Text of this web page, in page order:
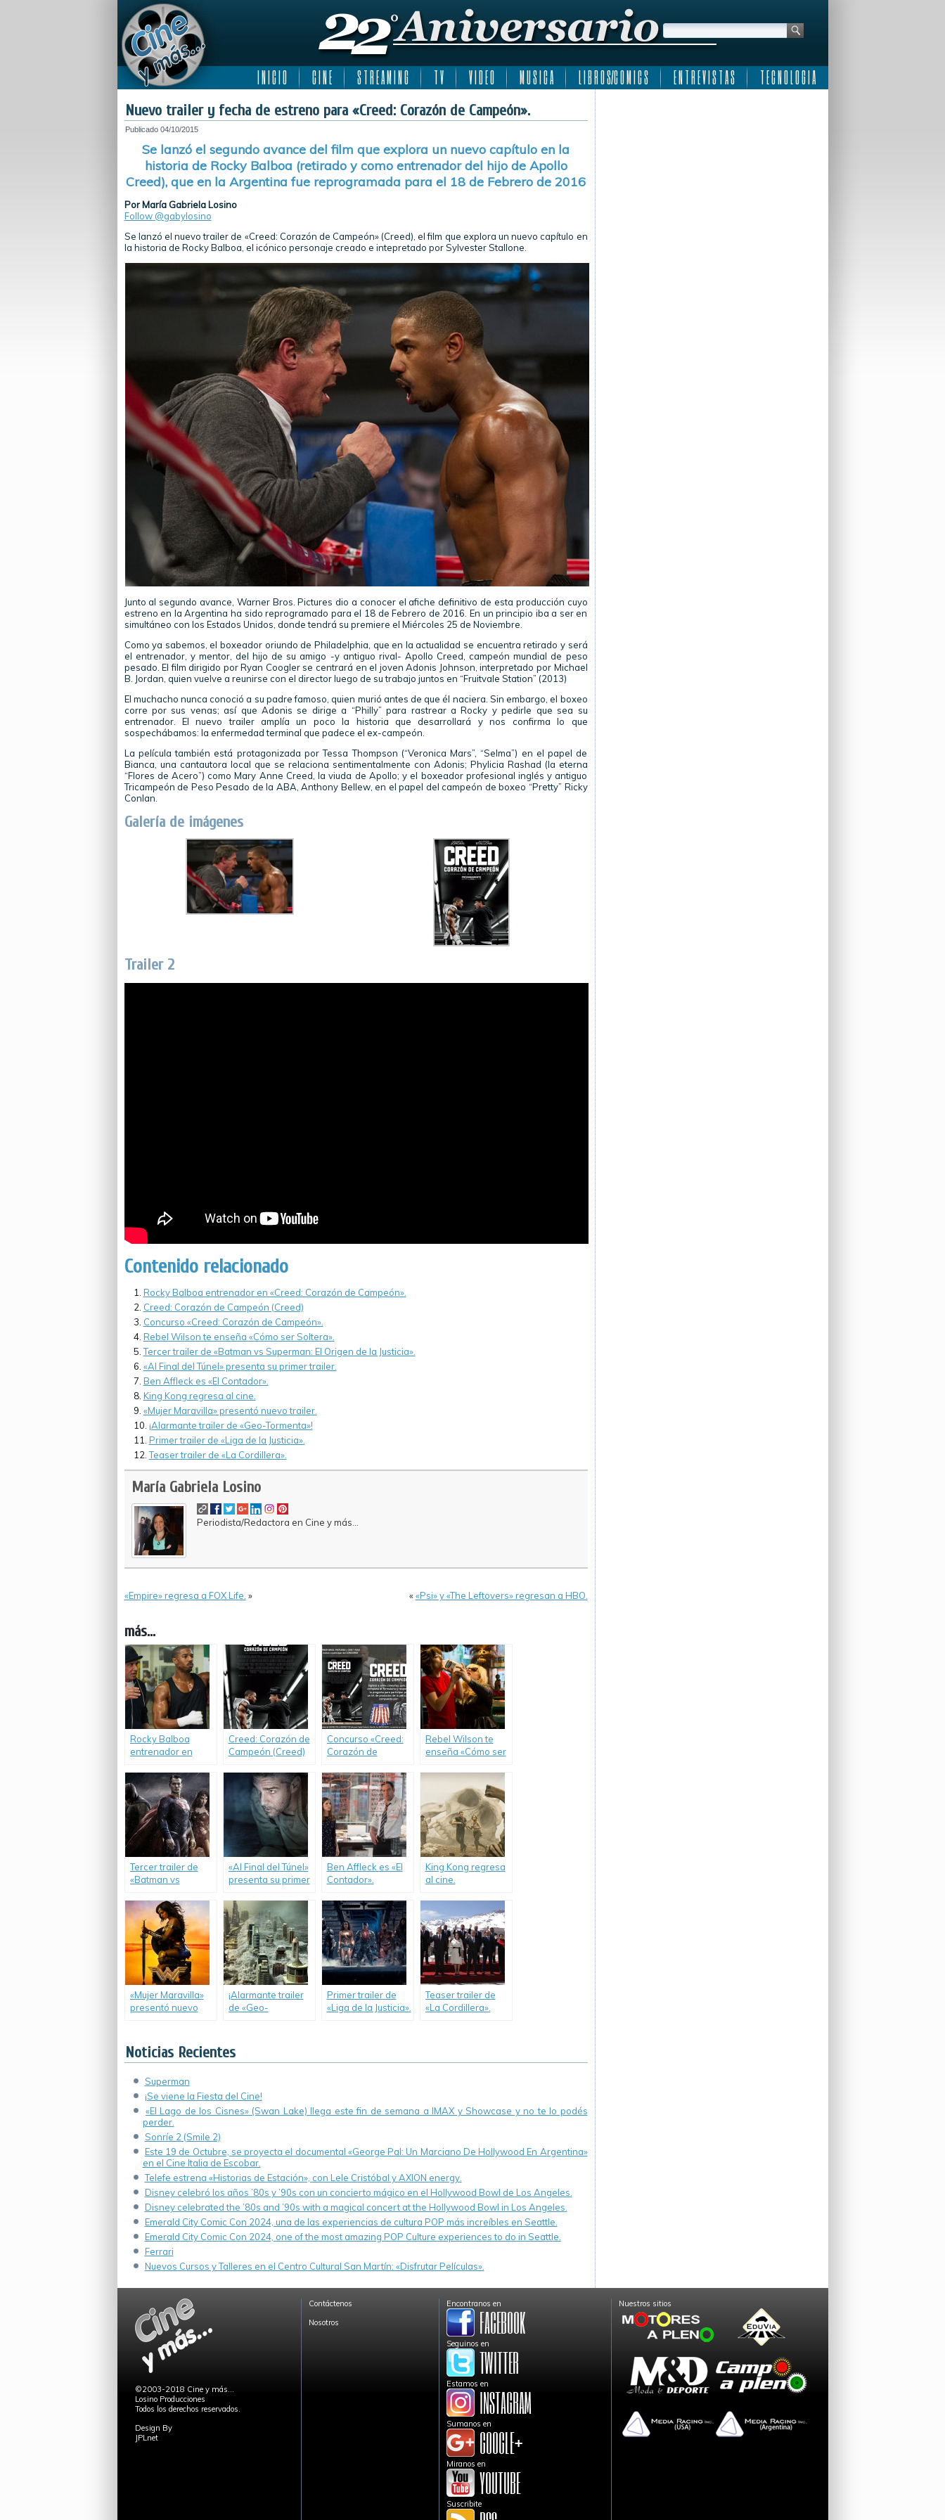
I N I C I O C I N E S T R E A M I N G T V V I D E O M U S I C A L I B R O S/C O M I C S E N T R E V I S T A S T E C N O L O G I A
Nuevo trailer y fecha de estreno para «Creed: Corazón de Campeón».
Publicado 04/10/2015
Se lanzó el segundo avance del film que explora un nuevo capítulo en la
historia de Rocky Balboa (retirado y como entrenador del hijo de Apollo
Creed), que en la Argentina fue reprogramada para el 18 de Febrero de 2016
Por María Gabriela Losino
Follow @gabylosino
Se lanzó el nuevo trailer de «Creed: Corazón de Campeón» (Creed), el film que explora un nuevo capítulo en
la historia de Rocky Balboa, el icónico personaje creado e intepretado por Sylvester Stallone.
Junto al segundo avance, Warner Bros. Pictures dio a conocer el afiche definitivo de esta producción cuyo
estreno en la Argentina ha sido reprogramado para el 18 de Febrero de 2016. En un principio iba a ser en
simultáneo con los Estados Unidos, donde tendrá su premiere el Miércoles 25 de Noviembre.
Como ya sabemos, el boxeador oriundo de Philadelphia, que en la actualidad se encuentra retirado y será
el entrenador, y mentor, del hijo de su amigo -y antiguo rival- Apollo Creed, campeón mundial de peso
pesado. El film dirigido por Ryan Coogler se centrará en el joven Adonis Johnson, interpretado por Michael
B. Jordan, quien vuelve a reunirse con el director luego de su trabajo juntos en “Fruitvale Station” (2013)
El muchacho nunca conoció a su padre famoso, quien murió antes de que él naciera. Sin embargo, el boxeo
corre por sus venas; así que Adonis se dirige a “Philly” para rastrear a Rocky y pedirle que sea su
entrenador. El nuevo trailer amplía un poco la historia que desarrollará y nos confirma lo que
sospechábamos: la enfermedad terminal que padece el ex-campeón.
La película también está protagonizada por Tessa Thompson (“Veronica Mars”, “Selma”) en el papel de
Bianca, una cantautora local que se relaciona sentimentalmente con Adonis; Phylicia Rashad (la eterna
“Flores de Acero”) como Mary Anne Creed, la viuda de Apollo; y el boxeador profesional inglés y antiguo
Tricampeón de Peso Pesado de la ABA, Anthony Bellew, en el papel del campeón de boxeo “Pretty” Ricky
Conlan.
Galería de imágenes
Trailer 2
Contenido relacionado
Rocky Balboa entrenador en «Creed: Corazón de Campeón».
Creed: Corazón de Campeón (Creed)
Concurso «Creed: Corazón de Campeón».
Rebel Wilson te enseña «Cómo ser Soltera».
Tercer trailer de «Batman vs Superman: El Origen de la Justicia».
«Al Final del Túnel» presenta su primer trailer.
Ben Affleck es «El Contador».
King Kong regresa al cine.
«Mujer Maravilla» presentó nuevo trailer.
¡Alarmante trailer de «Geo-Tormenta»!
Primer trailer de «Liga de la Justicia».
Teaser trailer de «La Cordillera».
María Gabriela Losino
Periodista/Redactora en Cine y más...
«Empire» regresa a FOX Life. » ««Psi» y «The Leftovers» regresan a HBO.
más...
Rocky Balboa
entrenador en
de Campeón».
Creed: Corazón de
Campeón (Creed)
Concurso «Creed:
Corazón de
Rebel Wilson te
enseña «Cómo ser
Tercer trailer de
«Batman vs
Origen de la
Justicia».
«Al Final del Túnel»
presenta su primer
Ben Affleck es «El
Contador».
King Kong regresa
al cine.
«Mujer Maravilla»
presentó nuevo
¡Alarmante trailer
de «Geo-
Primer trailer de
«Liga de la Justicia».
Teaser trailer de
«La Cordillera».
Noticias Recientes
Superman
¡Se viene la Fiesta del Cine!
«El Lago de los Cisnes» (Swan Lake) llega este fin de semana a IMAX y Showcase y no te lo podés
perder.
Sonríe 2 (Smile 2)
Este 19 de Octubre, se proyecta el documental «George Pal: Un Marciano De Hollywood En Argentina»
en el Cine Italia de Escobar.
Telefe estrena «Historias de Estación», con Lele Cristóbal y AXION energy.
Disney celebró los años ’80s y ’90s con un concierto mágico en el Hollywood Bowl de Los Angeles.
Disney celebrated the ’80s and ’90s with a magical concert at the Hollywood Bowl in Los Angeles.
Emerald City Comic Con 2024, una de las experiencias de cultura POP más increíbles en Seattle.
Emerald City Comic Con 2024, one of the most amazing POP Culture experiences to do in Seattle.
Ferrari
Nuevos Cursos y Talleres en el Centro Cultural San Martín: «Disfrutar Películas».
©2003-2018 Cine y más...
Losino Producciones
Todos los derechos reservados.
Design By
JPLnet
Contáctenos
Nosotros
Encontranos en
Seguinos en
Estamos en
Sumanos en
Miranos en
Suscribite
Nuestros sitios